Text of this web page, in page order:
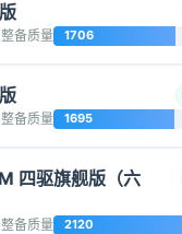
整备质量 1706
整备质量 1695
四驱旗舰版（六
整备质量 2120